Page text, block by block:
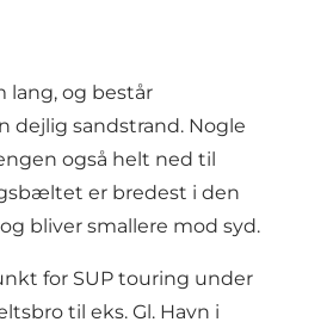
lang, og består
dejlig sandstrand. Nogle
også helt ned til
er bredest i den
bliver smallere mod syd.
for SUP touring under
til eks. Gl. Havn i